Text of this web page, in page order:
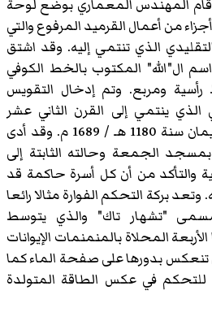
قام المهندس المعماري بوضع لوحة
من أعمال القرميد المرفوع والتي
الذي تنتمي إليه. وقد اشتق
ال"الله" المكتوب بالخط الكوفي
ومربع. وتم إدخال التقويس
الذي ينتمي إلى القرن الثاني عشر
الميلادي على يد الشاه سليمان سنة 1180 هـ / 1689 م. وقد أدى
الجمعة وحالته الثابتة إلى
والتأكد من أن كل أسرة حاكمة قد
بركة التحكم الفوارة مثالا رائعا
"تشهار تاك" والذي يتوسط
المحلاة بالمنمنمات الإيوانات
تنعكس بدورها على صفحة الماء كما
للتحكم في عكس الطاقة المتولدة